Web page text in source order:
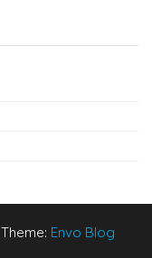
Theme: Envo Blog